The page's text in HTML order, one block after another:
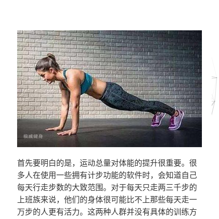
首先要明白的是，运动总量对体能的提升很重要。很
多人在使用一些拥有计步功能的软件时，会知道自己
每天行走步数的大致范围。对于每天只走两三千步的
上班族来说，他们的身体很可能比不上那些每天走一
万步的人更有活力。这两种人群并没有具体的训练方